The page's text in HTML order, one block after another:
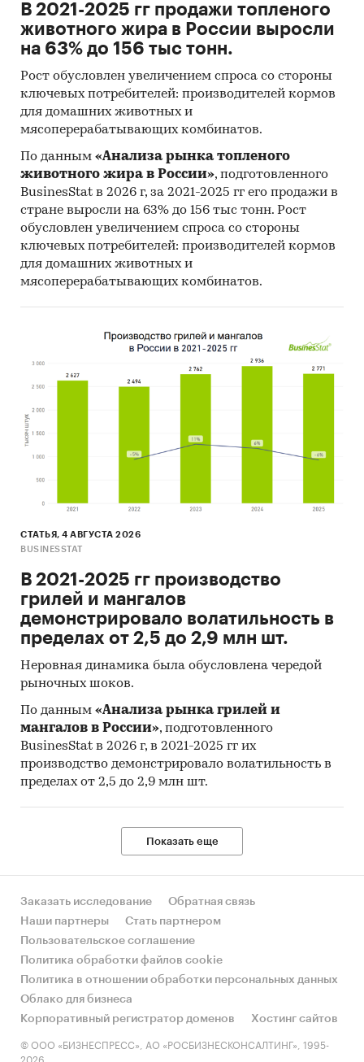
В 2021-2025 гг продажи топленого
животного жира в России выросли
на 63% до 156 тыс тонн.
Рост обусловлен увеличением спроса со стороны
ключевых потребителей: производителей кормов
для домашних животных и
мясоперерабатывающих комбинатов.
По данным «Анализа рынка топленого
животного жира в России», подготовленного
BusinesStat в 2026 г, за 2021-2025 гг его продажи в
стране выросли на 63% до 156 тыс тонн. Рост
обусловлен увеличением спроса со стороны
ключевых потребителей: производителей кормов
для домашних животных и
мясоперерабатывающих комбинатов.
СТАТЬЯ, 4 АВГУСТА 2026
BUSINESSTAT
В 2021-2025 гг производство
грилей и мангалов
демонстрировало волатильность в
пределах от 2,5 до 2,9 млн шт.
Неровная динамика была обусловлена чередой
рыночных шоков.
По данным «Анализа рынка грилей и
мангалов в России», подготовленного
BusinesStat в 2026 г, в 2021-2025 гг их
производство демонстрировало волатильность в
пределах от 2,5 до 2,9 млн шт.
Показать еще
Заказать исследование
Обратная связь
Наши партнеры
Стать партнером
Пользовательское соглашение
Политика обработки файлов cookie
Политика в отношении обработки персональных данных
Облако для бизнеса
Корпоративный регистратор доменов
Хостинг сайтов
© ООО «БИЗНЕСПРЕСС», АО «РОСБИЗНЕСКОНСАЛТИНГ», 1995-
2026.